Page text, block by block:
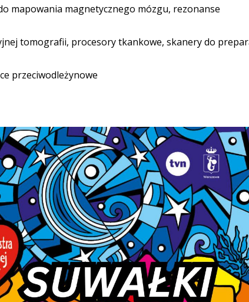
mapowania magnetycznego mózgu, rezonanse
tomografii, procesory tkankowe, skanery do
przeciwodleżynowe